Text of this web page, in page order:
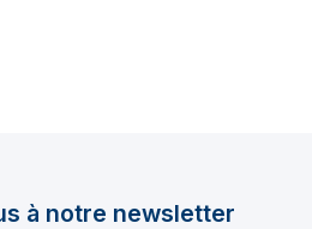
à notre newsletter